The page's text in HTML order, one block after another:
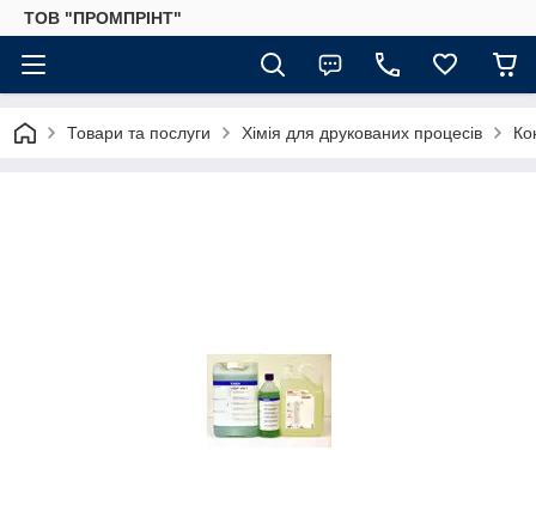
ТОВ "ПРОМПРІНТ"
Товари та послуги Хімія для друкованих процесів